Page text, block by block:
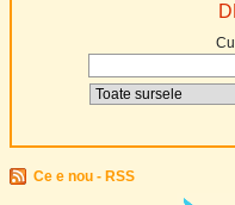
Ce e nou - RSS